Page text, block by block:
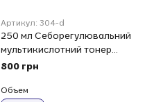
Артикул: 304-d
250 мл Себорегулювальний
мультикислотний тонер
рн=4,2 Smart4Derma
800 грн
Объем